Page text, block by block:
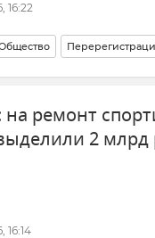
16:22
на ремонт
2 млрд
16:14